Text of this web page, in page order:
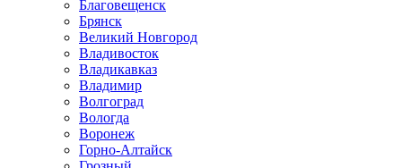
Благовещенск
Брянск
Великий Новгород
Владивосток
Владикавказ
Владимир
Волгоград
Вологда
Воронеж
Горно-Алтайск